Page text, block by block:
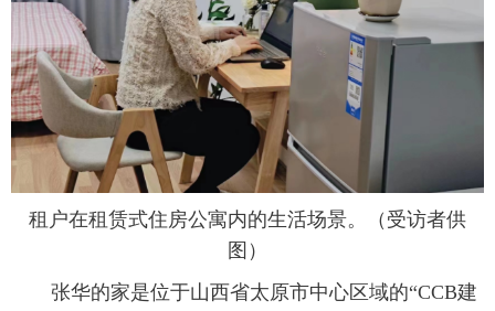
租户在租赁式住房公寓内的生活场景。（受访者供
图）
张华的家是位于山西省太原市中心区域的“CCB建